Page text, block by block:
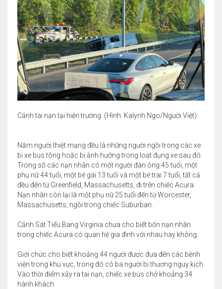
Cảnh tai nạn tại hiện trường. (Hình: Kalynh Ngo/Người Việt)
Năm người thiệt mạng đều là những người ngồi trong các xe
bị xe bus tông hoặc bị ảnh hưởng trong loạt đụng xe sau đó.
Trong số các nạn nhân có một người đàn ông 45 tuổi, một
phụ nữ 44 tuổi, một bé gái 13 tuổi và một bé trai 7 tuổi, tất cả
đều đến từ Greenfield, Massachusetts, đi trên chiếc Acura.
Nạn nhân còn lại là một phụ nữ 25 tuổi đến từ Worcester,
Massachusetts, ngồi trong chiếc Suburban.
Cảnh Sát Tiểu Bang Virginia chưa cho biết bốn nạn nhân
trong chiếc Acura có quan hệ gia đình với nhau hay không.
Giới chức cho biết khoảng 44 người được đưa đến các bệnh
viện trong khu vực, trong đó có ba người bị thương nguy kịch.
Vào thời điểm xảy ra tai nạn, chiếc xe bus chở khoảng 34
hành khách.